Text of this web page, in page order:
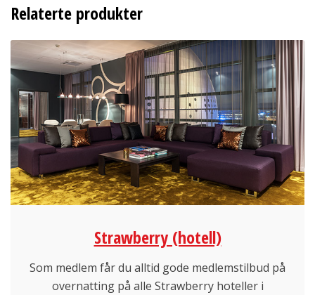
Relaterte produkter
Strawberry (hotell)
Som medlem får du alltid gode medlemstilbud på
overnatting på alle Strawberry hoteller i